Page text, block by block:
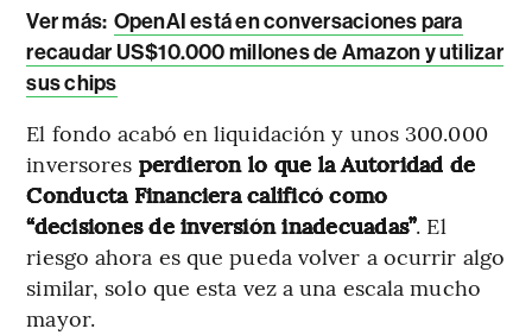
Ver más: OpenAI está en conversaciones para
recaudar US$10.000 millones de Amazon y utilizar
sus chips
El fondo acabó en liquidación y unos 300.000
inversores perdieron lo que la Autoridad de
Conducta Financiera calificó como
“decisiones de inversión inadecuadas”. El
riesgo ahora es que pueda volver a ocurrir algo
similar, solo que esta vez a una escala mucho
mayor.